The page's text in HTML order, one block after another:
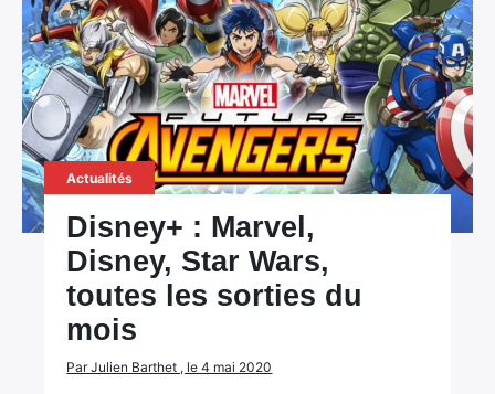
Actualités
Disney+ : Marvel,
Disney, Star Wars,
toutes les sorties du
mois
Par Julien Barthet , le 4 mai 2020